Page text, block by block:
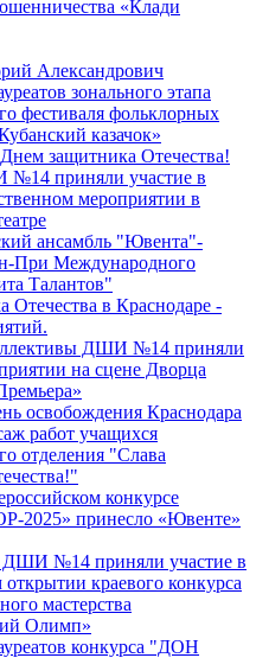
«Клади
Александрович
зонального этапа
фестиваля фольклорных
казачок»
защитника Отечества!
приняли участие в
мероприятии в
ансамбль "Ювента"-
При Международного
Талантов"
Отечества в Краснодаре -
ДШИ №14 приняли
на сцене Дворца
освобождения Краснодара
работ учащихся
отделения "Слава
конкурсе
принесло «Ювенте»
ДШИ №14 приняли участие в
краевого конкурса
мастерства
Олимп»
конкурса "ДОН